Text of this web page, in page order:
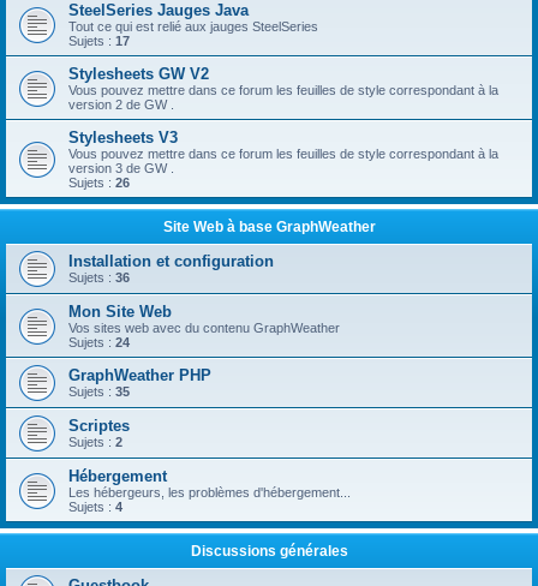
SteelSeries Jauges Java
Tout ce qui est relié aux jauges SteelSeries
Sujets : 17
Stylesheets GW V2
Vous pouvez mettre dans ce forum les feuilles de style correspondant à la
version 2 de GW .
Stylesheets V3
Vous pouvez mettre dans ce forum les feuilles de style correspondant à la
version 3 de GW .
Sujets : 26
Site Web à base GraphWeather
Installation et configuration
Sujets : 36
Mon Site Web
Vos sites web avec du contenu GraphWeather
Sujets : 24
GraphWeather PHP
Sujets : 35
Scriptes
Sujets : 2
Hébergement
Les hébergeurs, les problèmes d'hébergement...
Sujets : 4
Discussions générales